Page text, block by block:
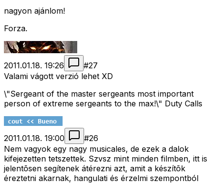
nagyon ajánlom!
Forza.
2011.01.18. 19:26 #27
Valami vágott verzió lehet XD
\"Sergeant of the master sergeants most important
person of extreme sergeants to the max!\" Duty Calls
2011.01.18. 19:00 #26
Nem vagyok egy nagy musicales, de ezek a dalok
kifejezetten tetszettek. Szvsz mint minden filmben, itt is
jelentõsen segítenek átérezni azt, amit a készítõk
éreztetni akarnak, hangulati és érzelmi szempontból